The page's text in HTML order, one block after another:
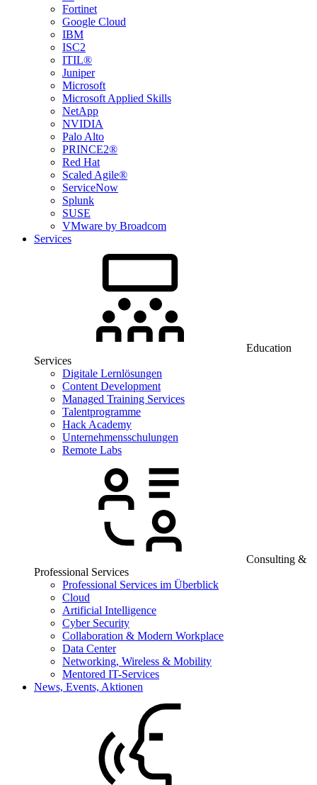
Fortinet
Google Cloud
IBM
ISC2
ITIL®
Juniper
Microsoft
Microsoft Applied Skills
NetApp
NVIDIA
Palo Alto
PRINCE2®
Red Hat
Scaled Agile®
ServiceNow
Splunk
SUSE
VMware by Broadcom
Services
Education
Services
Digitale Lernlösungen
Content Development
Managed Training Services
Talentprogramme
Hack Academy
Unternehmensschulungen
Remote Labs
Consulting &
Professional Services
Professional Services im Überblick
Cloud
Artificial Intelligence
Cyber Security
Collaboration & Modern Workplace
Data Center
Networking, Wireless & Mobility
Mentored IT-Services
News, Events, Aktionen